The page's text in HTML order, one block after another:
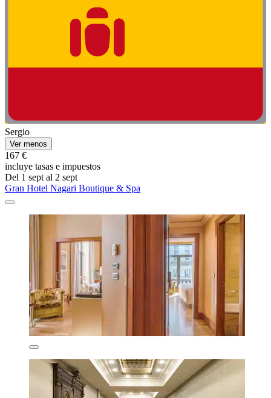
Sergio
Ver menos
167 €
incluye tasas e impuestos
Del 1 sept al 2 sept
Gran Hotel Nagari Boutique & Spa